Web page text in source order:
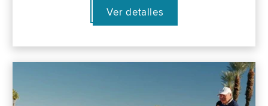
Ver detalles